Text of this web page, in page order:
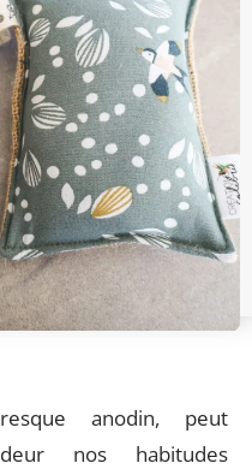
anodin, peut
nos habitudes